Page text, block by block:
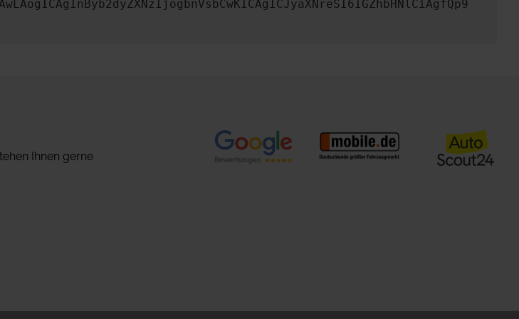
Ihnen gerne